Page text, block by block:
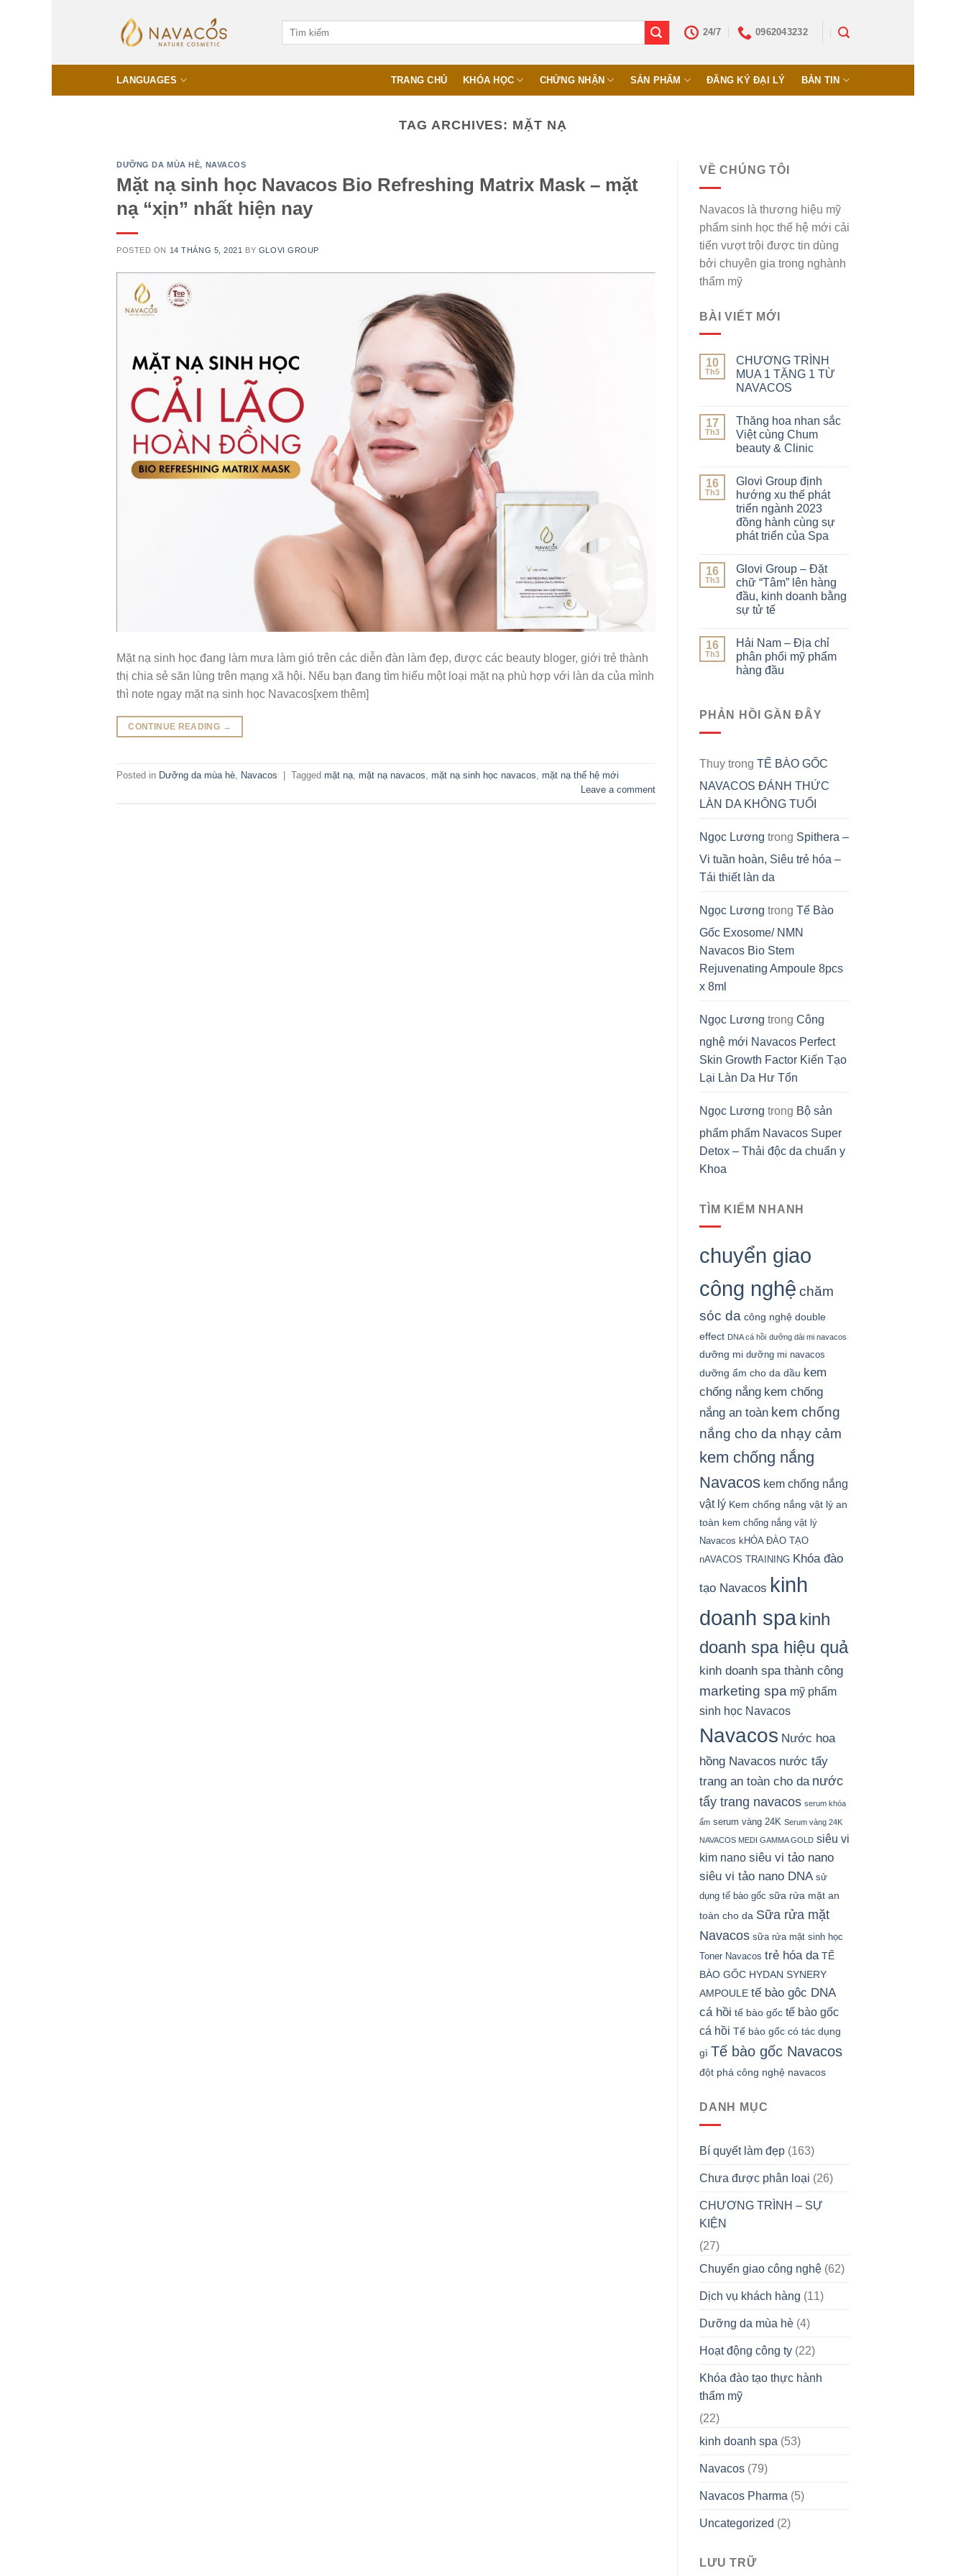
24/7 0962043232
LANGUAGES TRANG CHỦ KHÓA HỌC CHỨNG NHẬN SẢN PHẨM ĐĂNG KÝ ĐẠI LÝ BẢN TIN
TAG ARCHIVES: MẶT NẠ
DƯỠNG DA MÙA HÈ, NAVACOS
Mặt nạ sinh học Navacos Bio Refreshing Matrix Mask – mặt
nạ “xịn” nhất hiện nay
POSTED ON 14 THÁNG 5, 2021 BY GLOVI GROUP
Mặt nạ sinh học đang làm mưa làm gió trên các diễn đàn làm đẹp, được các beauty bloger, giới trẻ thành
thị chia sẻ săn lùng trên mạng xã hội. Nếu bạn đang tìm hiểu một loại mặt nạ phù hợp với làn da của mình
thì note ngay mặt nạ sinh học Navacos[xem thêm]
CONTINUE READING →
Posted in Dưỡng da mùa hè, Navacos Tagged mặt nạ, mặt nạ navacos, mặt nạ sinh học navacos, mặt nạ thế hệ mới
Leave a comment
VỀ CHÚNG TÔI
Navacos là thương hiệu mỹ
phẩm sinh học thế hệ mới cải
tiến vượt trội được tin dùng
bởi chuyên gia trong nghành
thẩm mỹ
BÀI VIẾT MỚI
10
Th5
CHƯƠNG TRÌNH
MUA 1 TẶNG 1 TỪ
NAVACOS
17
Th3
Thăng hoa nhan sắc
Việt cùng Chum
beauty & Clinic
16
Th3
Glovi Group định
hướng xu thế phát
triển ngành 2023
đồng hành cùng sự
phát triển của Spa
16
Th3
Glovi Group – Đặt
chữ “Tâm” lên hàng
đầu, kinh doanh bằng
sự tử tế
16
Th3
Hải Nam – Địa chỉ
phân phối mỹ phẩm
hàng đầu
PHẢN HỒI GẦN ĐÂY
Thuy trong TẾ BÀO GỐC
NAVACOS ĐÁNH THỨC
LÀN DA KHÔNG TUỔI
Ngọc Lương trong Spithera –
Vi tuần hoàn, Siêu trẻ hóa –
Tái thiết làn da
Ngọc Lương trong Tế Bào
Gốc Exosome/ NMN
Navacos Bio Stem
Rejuvenating Ampoule 8pcs
x 8ml
Ngọc Lương trong Công
nghệ mới Navacos Perfect
Skin Growth Factor Kiến Tạo
Lại Làn Da Hư Tổn
Ngọc Lương trong Bộ sản
phẩm phẩm Navacos Super
Detox – Thải độc da chuẩn y
Khoa
TÌM KIẾM NHANH
chuyển giao
công nghệ chăm
sóc da công nghệ double
effect DNA cá hồi dưỡng dài mi navacos
dưỡng mi dưỡng mi navacos
dưỡng ẩm cho da dầu kem
chống nắng kem chống
nắng an toàn kem chống
nắng cho da nhạy cảm
kem chống nắng
Navacos kem chống nắng
vật lý Kem chống nắng vật lý an
toàn kem chống nắng vật lý
Navacos kHÓA ĐÀO TẠO
nAVACOS TRAINING Khóa đào
tạo Navacos kinh
doanh spa kinh
doanh spa hiệu quả
kinh doanh spa thành công
marketing spa mỹ phẩm
sinh học Navacos
Navacos Nước hoa
hồng Navacos nước tẩy
trang an toàn cho da nước
tẩy trang navacos serum khóa
ẩm serum vàng 24K Serum vàng 24K
NAVACOS MEDI GAMMA GOLD siêu vi
kim nano siêu vi tảo nano
siêu vi tảo nano DNA sử
dụng tế bào gốc sữa rửa mặt an
toàn cho da Sữa rửa mặt
Navacos sữa rửa mặt sinh học
Toner Navacos trẻ hóa da TẾ
BÀO GỐC HYDAN SYNERY
AMPOULE tế bào gôc DNA
cá hồi tế bào gốc tế bào gốc
cá hồi Tế bào gốc có tác dụng
gì Tế bào gốc Navacos
đột phá công nghệ navacos
DANH MỤC
Bí quyết làm đẹp (163)
Chưa được phân loại (26)
CHƯƠNG TRÌNH – SỰ
KIỆN
(27)
Chuyển giao công nghệ (62)
Dịch vụ khách hàng (11)
Dưỡng da mùa hè (4)
Hoạt động công ty (22)
Khóa đào tạo thực hành
thẩm mỹ
(22)
kinh doanh spa (53)
Navacos (79)
Navacos Pharma (5)
Uncategorized (2)
LƯU TRỮ